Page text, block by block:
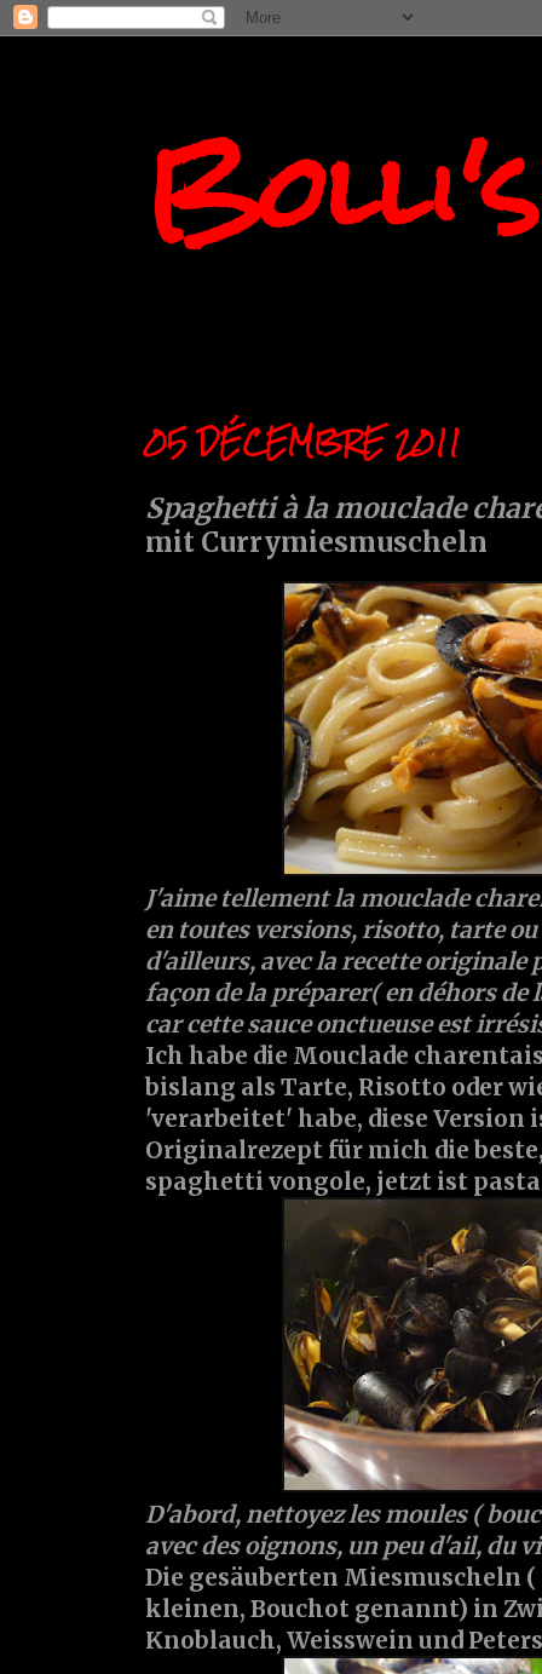
05 DÉCEMBRE 2011
Spaghetti à la mouclade
mit Currymiesmuscheln
J'aime tellement la mouclade
en toutes versions, risotto, tarte ou
d'ailleurs, avec la recette originale
façon de la préparer( en déhors de
car cette sauce onctueuse est
Ich habe die Mouclade
bislang als Tarte, Risotto oder
'verarbeitet' habe, diese Version
Originalrezept für mich die
spaghetti vongole, jetzt ist
D'abord, nettoyez les moules (
avec des oignons, un peu d'ail, du
Die gesäuberten Miesmuscheln (
kleinen, Bouchot genannt) in
Knoblauch, Weisswein und